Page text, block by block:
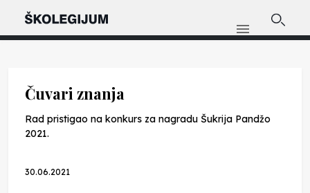
Čuvari znanja
Rad pristigao na konkurs za nagradu Šukrija Pandžo
2021.
30.06.2021